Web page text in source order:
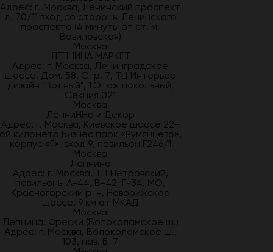
Адрес: г. Москва, Ленинский проспект
д. 70/11 вход со стороны Ленинского
проспекта (4 минуты от ст. м.
Вавиловская)
Москва
ЛЕПНИНА МАРКЕТ
Адрес: г. Москва, Ленинградское
шоссе, Дом. 58, Стр. 7, ТЦ Интерьер
дизайн "Водный", 1 Этаж цокольный,
Секция 021
Москва
ЛепниННа и Декор
Адрес: г. Москва, Киевское шоссе 22-
километр Бизнес парк «Румянцево»,
корпус «Г», вход 9, павильон Г246/1
Москва
Лепнина
Адрес: г. Москва, ТЦ Петровский,
павильоны А-44, В-42, Г-34. МО,
Красногорский р-н, Новорижское
шоссе, 9 км от МКАД
Москва
Лепнина, Фрески (Волоколамское ш.)
Адрес: г. Москва, Волоколамское ш.,
103, пав. Б-7